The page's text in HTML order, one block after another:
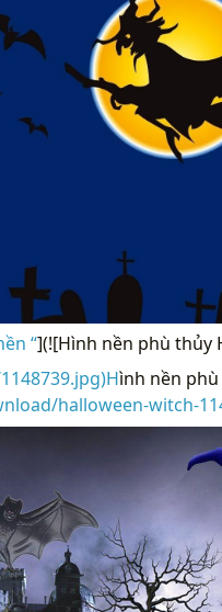
“](![Hình nền phù thủy
ình nền phù
halloween-witch-